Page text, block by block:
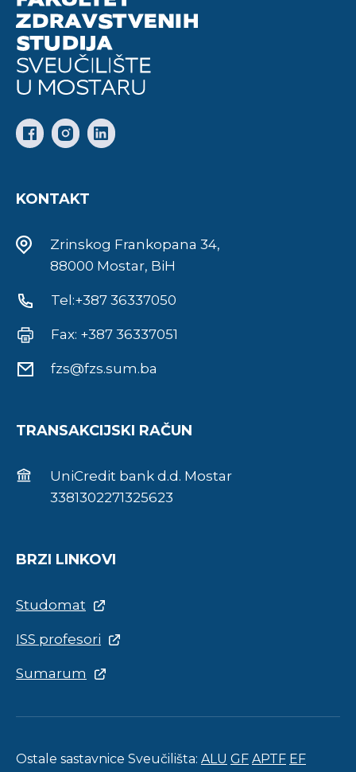
KONTAKT
Zrinskog Frankopana 34,
88000 Mostar, BiH
Tel:+387 36337050
Fax: +387 36337051
fzs@fzs.sum.ba
TRANSAKCIJSKI RAČUN
UniCredit bank d.d. Mostar
3381302271325623
BRZI LINKOVI
Studomat
ISS profesori
Sumarum
Ostale sastavnice Sveučilišta: ALU GF APTF EF